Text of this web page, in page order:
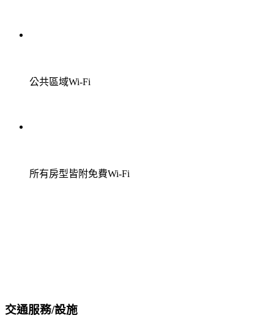
公共區域Wi-Fi
所有房型皆附免費Wi-Fi
交通服務/設施